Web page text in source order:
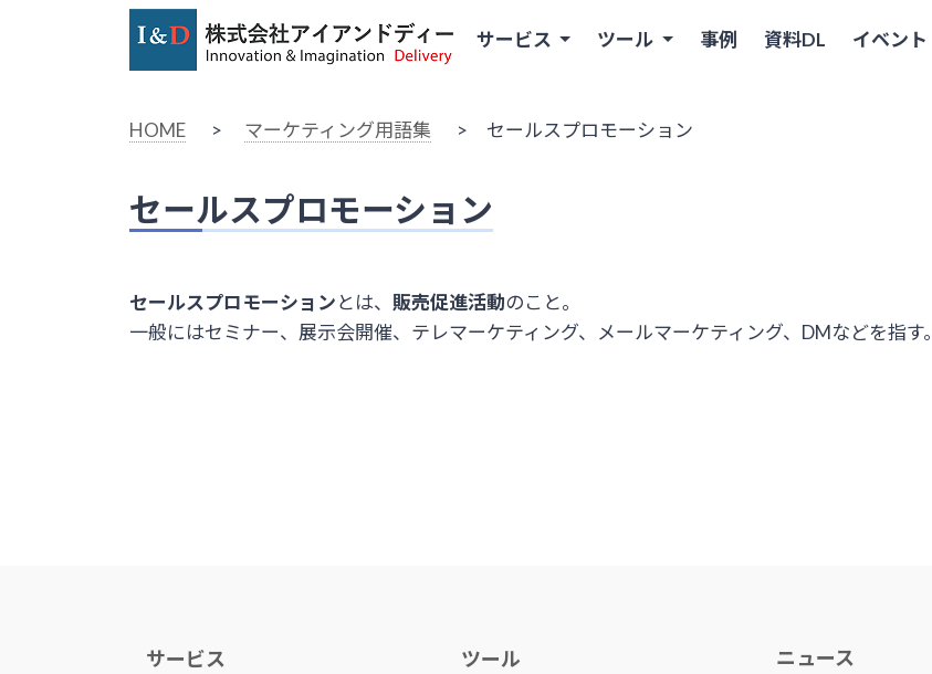
サービス ツール 事例 資料DL イベント
HOME > マーケティング用語集 > セールスプロモーション
セールスプロモーション
セールスプロモーションとは、 販売促進活動のこと。
一般にはセミナー、展示会開催、テレマーケティング、メールマーケティング、DMなどを指す。
サービス ツール
ニュース